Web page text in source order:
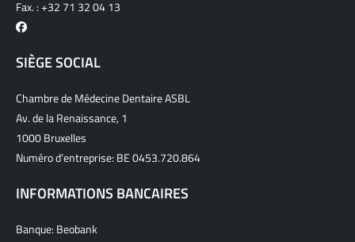
Fax. : +32 71 32 04 13
SIÈGE SOCIAL
Chambre de Médecine Dentaire ASBL
Av. de la Renaissance, 1
1000 Bruxelles
Numéro d’entreprise: BE 0453.720.864
INFORMATIONS BANCAIRES
Banque: Beobank